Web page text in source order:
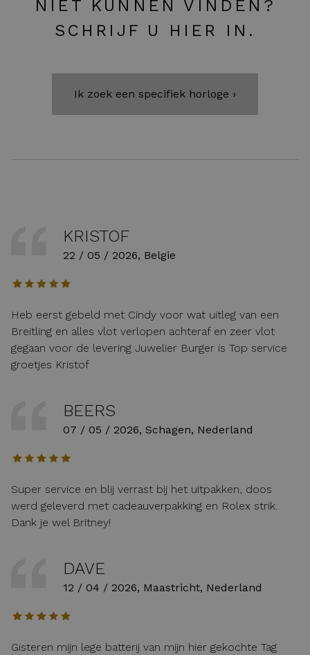
NIET KUNNEN VINDEN?
SCHRIJF U HIER IN.
Ik zoek een specifiek horloge ›
KRISTOF
22 / 05 / 2026, Belgie
Heb eerst gebeld met Cindy voor wat uitleg van een
Breitling en alles vlot verlopen achteraf en zeer vlot
gegaan voor de levering Juwelier Burger is Top service
groetjes Kristof
BEERS
07 / 05 / 2026, Schagen, Nederland
Super service en blij verrast bij het uitpakken, doos
werd geleverd met cadeauverpakking en Rolex strik.
Dank je wel Britney!
DAVE
12 / 04 / 2026, Maastricht, Nederland
Gisteren mijn lege batterij van mijn hier gekochte Tag